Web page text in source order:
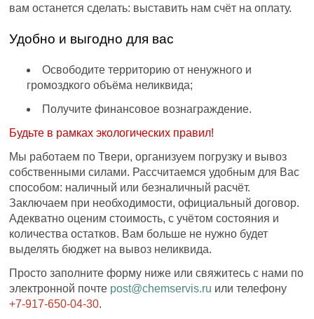
вам останется сделать: выставить нам счёт на оплату.
Удобно и выгодно для вас
Освободите территорию от ненужного и
громоздкого объёма неликвида;
Получите финансовое вознаграждение.
Будьте в рамках экологических правил!
Мы работаем по Твери, организуем погрузку и вывоз
собственными силами. Рассчитаемся удобным для Вас
способом: наличный или безналичный расчёт.
Заключаем при необходимости, официальный договор.
Адекватно оценим стоимость, с учётом состояния и
количества остатков. Вам больше не нужно будет
выделять бюджет на вывоз неликвида.
Просто заполните форму ниже или свяжитесь с нами по
электронной почте post@chemservis.ru или телефону
+7-917-650-04-30.